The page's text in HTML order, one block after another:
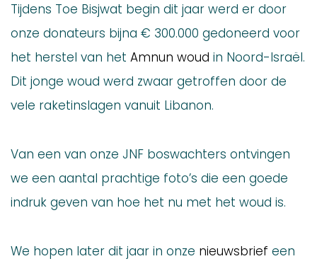
Tijdens Toe Bisjwat begin dit jaar werd er door
onze donateurs bijna € 300.000 gedoneerd voor
het herstel van het Amnun woud in Noord-Israël.
Dit jonge woud werd zwaar getroffen door de
vele raketinslagen vanuit Libanon.
Van een van onze JNF boswachters ontvingen
we een aantal prachtige foto’s die een goede
indruk geven van hoe het nu met het woud is.
We hopen later dit jaar in onze nieuwsbrief een